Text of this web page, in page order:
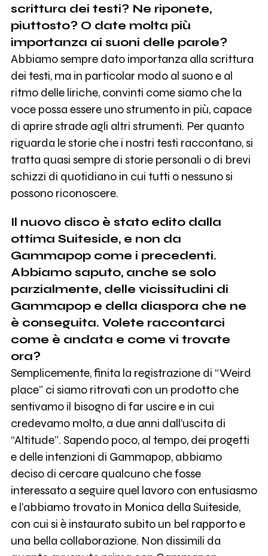
scrittura dei testi? Ne riponete,
piuttosto? O date molta più
importanza ai suoni delle parole?
Abbiamo sempre dato importanza alla scrittura
dei testi, ma in particolar modo al suono e al
ritmo delle liriche, convinti come siamo che la
voce possa essere uno strumento in più, capace
di aprire strade agli altri strumenti. Per quanto
riguarda le storie che i nostri testi raccontano, si
tratta quasi sempre di storie personali o di brevi
schizzi di quotidiano in cui tutti o nessuno si
possono riconoscere.
Il nuovo disco è stato edito dalla
ottima Suiteside, e non da
Gammapop come i precedenti.
Abbiamo saputo, anche se solo
parzialmente, delle vicissitudini di
Gammapop e della diaspora che ne
è conseguita. Volete raccontarci
come è andata e come vi trovate
ora?
Semplicemente, finita la registrazione di “Weird
place” ci siamo ritrovati con un prodotto che
sentivamo il bisogno di far uscire e in cui
credevamo molto, a due anni dall’uscita di
“Altitude”. Sapendo poco, al tempo, dei progetti
e delle intenzioni di Gammapop, abbiamo
deciso di cercare qualcuno che fosse
interessato a seguire quel lavoro con entusiasmo
e l’abbiamo trovato in Monica della Suiteside,
con cui si è instaurato subito un bel rapporto e
una bella collaborazione. Non dissimili da